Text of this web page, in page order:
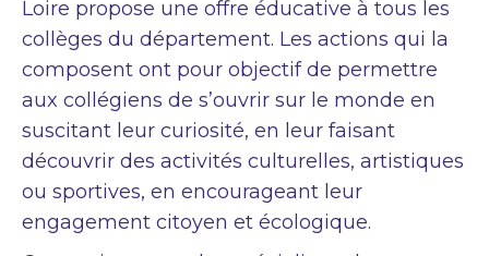
Loire propose une offre éducative à tous les
collèges du département. Les actions qui la
composent ont pour objectif de permettre
aux collégiens de s’ouvrir sur le monde en
suscitant leur curiosité, en leur faisant
découvrir des activités culturelles, artistiques
ou sportives, en encourageant leur
engagement citoyen et écologique.